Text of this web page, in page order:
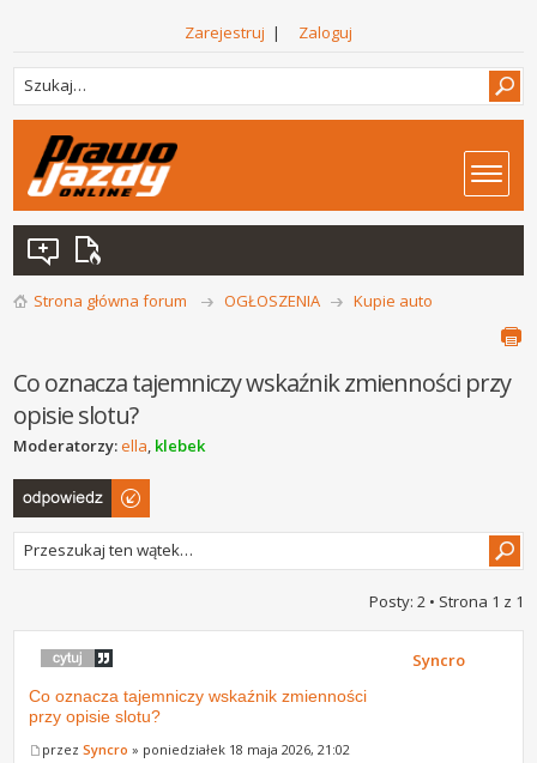
Zarejestruj | Zaloguj
Strona główna forum OGŁOSZENIA Kupie auto
Co oznacza tajemniczy wskaźnik zmienności przy
opisie slotu?
Moderatorzy:ella, klebek
Odpowiedz
Posty: 2 • Strona 1 z 1
Co oznacza tajemniczy wskaźnik zmienności
przy opisie slotu?
przezSyncro » poniedziałek 18 maja 2026, 21:02
Syncro